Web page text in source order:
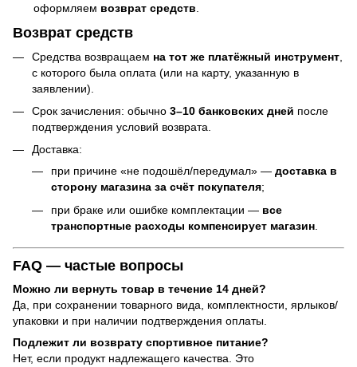
оформляем возврат средств
Возврат средств
Средства возвращаем на тот же платёжный инструмент
с которого была оплата (или на карту, указанную в
заявлении).
Срок зачисления: обычно 3–10 банковских дней после
подтверждения условий возврата.
Доставка:
при причине «не подошёл/передумал» — доставка в
сторону магазина за счёт покупателя;
при браке или ошибке комплектации — все
транспортные расходы компенсирует магазин
FAQ — частые вопросы
Можно ли вернуть товар в течение 14 дней?
Да, при сохранении товарного вида, комплектности, ярлыков/
упаковки и при наличии подтверждения оплаты.
Подлежит ли возврату спортивное питание?
Нет, если продукт надлежащего качества. Это